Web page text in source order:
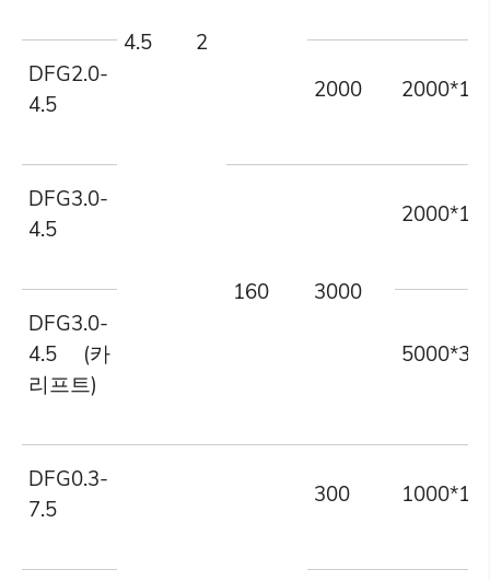
4.5
2
DFG2.0-
4.5
2000
DFG3.0-
4.5
160 3000
DFG3.0-
4.5 (카
리프트)
DFG0.3-
7.5
300